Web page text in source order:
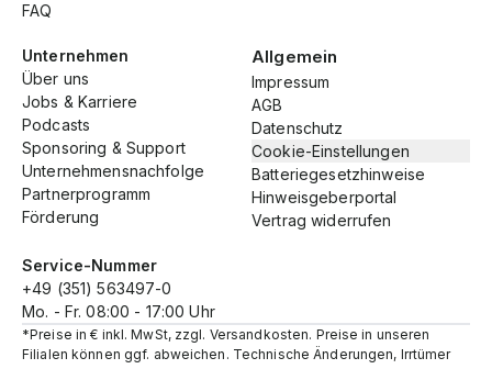
Service-Nummer
+49 (351) 563497-0
Mo. - Fr. 08:00 - 17:00 Uhr
FAQ
Unternehmen
Über uns
Jobs & Karriere
Podcasts
Sponsoring & Support
Unternehmensnachfolge
Partnerprogramm
Förderung
Allgemein
Impressum
AGB
Datenschutz
Cookie-Einstellungen
Batteriegesetzhinweise
Hinweisgeberportal
Vertrag widerrufen
*Preise in € inkl. MwSt, zzgl. Versandkosten. Preise in unseren
Filialen können ggf. abweichen. Technische Änderungen, Irrtümer